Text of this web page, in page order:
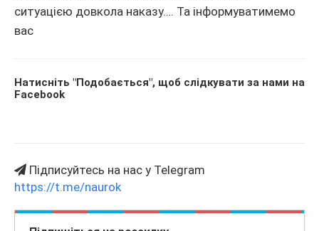
ситуацією довкола наказу…. Та інформуватимемо
вас
Натисніть "Подобається", щоб слідкувати за нами на
Facebook
Підписуйтесь на нас у Telegram
https://t.me/naurok